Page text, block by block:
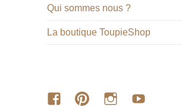
Qui sommes nous ?
La boutique ToupieShop
Toupie
Toupie
Toupie
Les